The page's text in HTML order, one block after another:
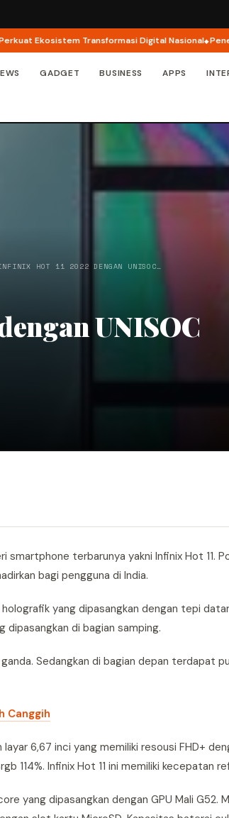
Ekosistem Transformasi Digital Nasional Peneliti
GADGET BUSINESS APPS
HOT 11 2022 DENGAN UNISOC…
UNISOC
smartphone terbarunya yakni Infinix Hot 11.
bagi pengguna di India.
yang dipasangkan dengan tepi
dipasangkan di bagian samping.
Sedangkan di bagian depan terdapat
Canggih
layar 6,67 inci yang memiliki resousi FHD+
114%. Infinix Hot 11 ini memiliki kecepatan
yang dipasangkan dengan GPU Mali G52.